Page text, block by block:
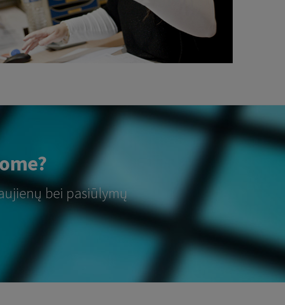
bei pasiūlymų